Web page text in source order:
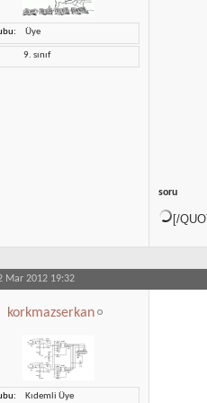
Üye
9. sınıf
soru
[/
Mar 2012 19:32
korkmazserkan
Kıdemli Üye